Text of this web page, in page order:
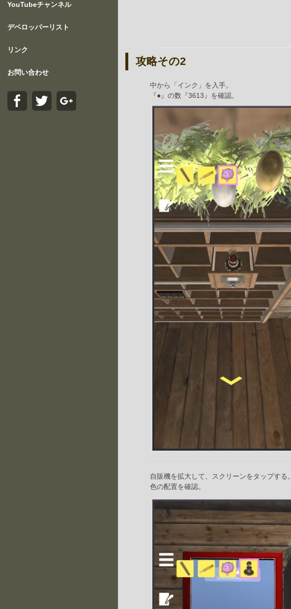
YouTubeチャンネル
デベロッパーリスト
リンク
お問い合わせ
攻略その2
中から「インク」を入手。
『●』の数『3613』を確認。
自販機を拡大して、スクリーンをタップする。
色の配置を確認。